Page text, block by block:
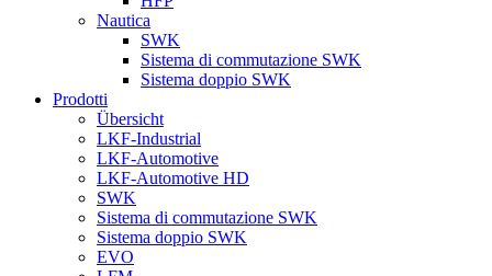
Nautica
SWK
Sistema di commutazione SWK
Sistema doppio SWK
Prodotti
Übersicht
LKF-Industrial
LKF-Automotive
LKF-Automotive HD
SWK
Sistema di commutazione SWK
Sistema doppio SWK
EVO